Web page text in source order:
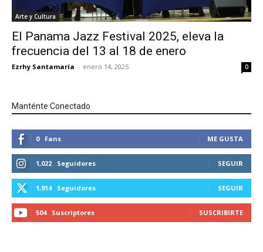
Arte y Cultura
El Panama Jazz Festival 2025, eleva la
frecuencia del 13 al 18 de enero
Ezrhy Santamaría - enero 14, 2025 0
Manténte Conectado
0 Fans ME GUSTA
1,022 Seguidores SEGUIR
1,914 Seguidores SEGUIR
504 Suscriptores SUSCRIBIRTE